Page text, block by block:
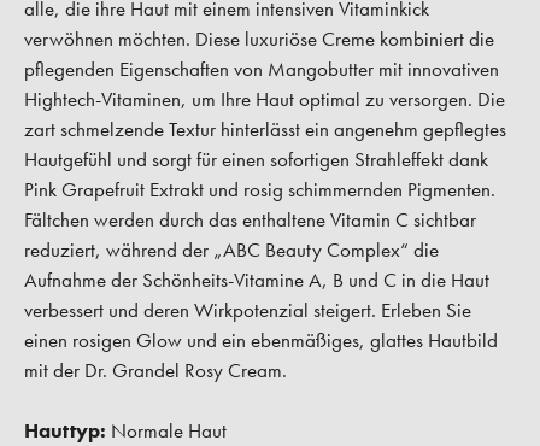
alle, die ihre Haut mit einem intensiven Vitaminkick
verwöhnen möchten. Diese luxuriöse Creme kombiniert die
pflegenden Eigenschaften von Mangobutter mit innovativen
Hightech-Vitaminen, um Ihre Haut optimal zu versorgen. Die
zart schmelzende Textur hinterlässt ein angenehm gepflegtes
Hautgefühl und sorgt für einen sofortigen Strahleffekt dank
Pink Grapefruit Extrakt und rosig schimmernden Pigmenten.
Fältchen werden durch das enthaltene Vitamin C sichtbar
reduziert, während der „ABC Beauty Complex“ die
Aufnahme der Schönheits-Vitamine A, B und C in die Haut
verbessert und deren Wirkpotenzial steigert. Erleben Sie
einen rosigen Glow und ein ebenmäßiges, glattes Hautbild
mit der Dr. Grandel Rosy Cream.
Hauttyp: Normale Haut